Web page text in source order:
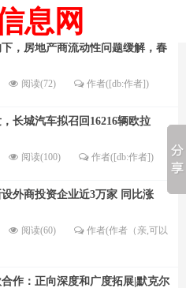
息网
，房地产商流动性问题缓解，春
阅读(72) 作者([db:作者])
长城汽车拟召回16216辆欧拉
阅读(100) 作者([db:作者])
外商投资企业近3万家 同比涨
阅读(60)
作者(作者（亲,可以
作：正向深度和广度拓展|默克尔